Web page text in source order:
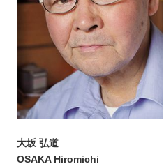
大坂 弘道
OSAKA Hiromichi